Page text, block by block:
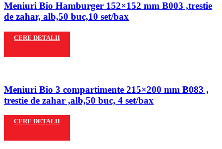
Meniuri Bio Hamburger 152×152 mm B003 ,trestie
de zahar, alb,50 buc,10 set/bax
CERE DETALII
Meniuri Bio 3 compartimente 215×200 mm B083 ,
trestie de zahar ,alb,50 buc, 4 set/bax
CERE DETALII